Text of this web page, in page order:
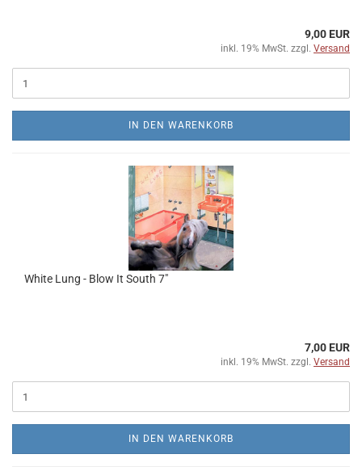
9,00 EUR
inkl. 19% MwSt. zzgl. Versand
IN DEN WARENKORB
White Lung - Blow It South 7"
7,00 EUR
inkl. 19% MwSt. zzgl. Versand
IN DEN WARENKORB